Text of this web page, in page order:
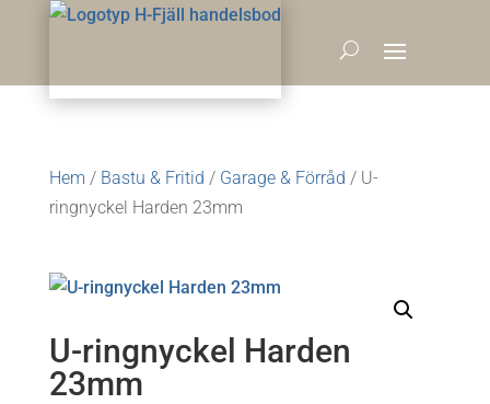
Hem / Bastu & Fritid / Garage & Förråd / U-
ringnyckel Harden 23mm
U-ringnyckel Harden
23mm